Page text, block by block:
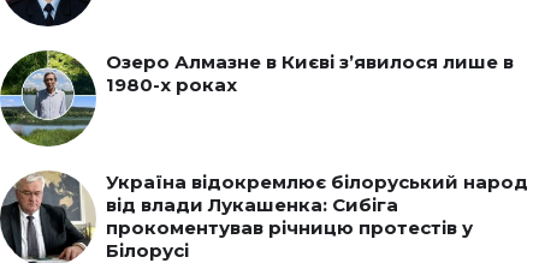
Озеро Алмазне в Києві з’явилося лише в
1980-х роках
Україна відокремлює білоруський народ
від влади Лукашенка: Сибіга
прокоментував річницю протестів у
Білорусі